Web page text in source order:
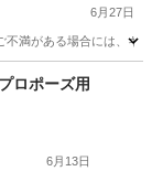
6月27日
満がある場合には、
ロポーズ用
6月13日